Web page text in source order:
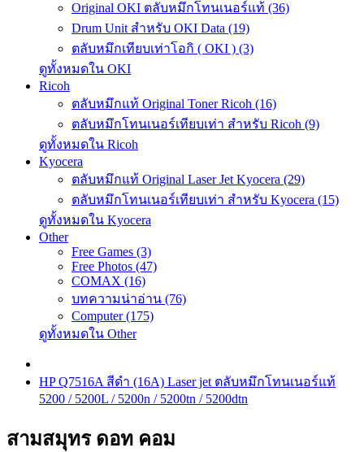
Original OKI ตลับหมึกโทนเนอร์แท้ (36)
Drum Unit สำหรับ OKI Data (19)
ตลับหมึกเทียบเท่าโอกิ ( OKI ) (3)
ดูทั้งหมดใน OKI
Ricoh
ตลับหมึกแท้ Original Toner Ricoh (16)
ตลับหมึกโทนเนอร์เทียบเท่า สำหรับ Ricoh (9)
ดูทั้งหมดใน Ricoh
Kyocera
ตลับหมึกแท้ Original Laser Jet Kyocera (29)
ตลับหมึกโทนเนอร์เทียบเท่า สำหรับ Kyocera (15)
ดูทั้งหมดใน Kyocera
Other
Free Games (3)
Free Photos (47)
COMAX (16)
บทความน่าอ่าน (76)
Computer (175)
ดูทั้งหมดใน Other
HP Q7516A สีดำ (16A) Laser jet ตลับหมึกโทนเนอร์แท้
5200 / 5200L / 5200n / 5200tn / 5200dtn
สามสมุทร ดอท คอม